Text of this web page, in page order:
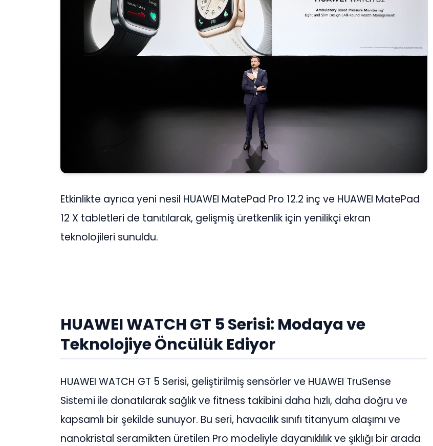
Etkinlikte ayrıca yeni nesil HUAWEI MatePad Pro 12.2 inç ve HUAWEI MatePad
12 X tabletleri de tanıtılarak, gelişmiş üretkenlik için yenilikçi ekran
teknolojileri sunuldu.
HUAWEI WATCH GT 5 Serisi: Modaya ve
Teknolojiye Öncülük Ediyor
HUAWEI WATCH GT 5 Serisi, geliştirilmiş sensörler ve HUAWEI TruSense
Sistemi ile donatılarak sağlık ve fitness takibini daha hızlı, daha doğru ve
kapsamlı bir şekilde sunuyor. Bu seri, havacılık sınıfı titanyum alaşımı ve
nanokristal seramikten üretilen Pro modeliyle dayanıklılık ve şıklığı bir arada